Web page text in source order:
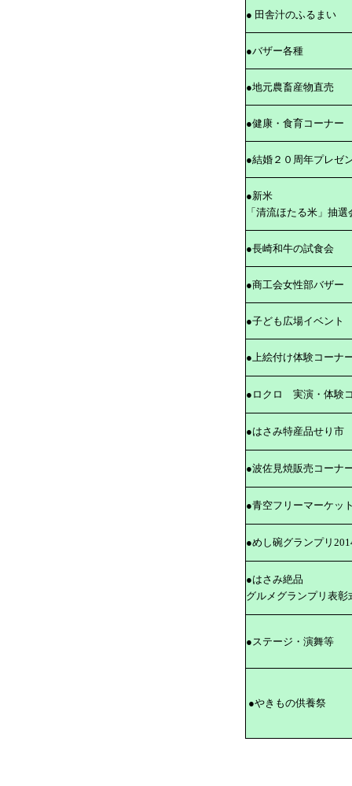
● 田舎汁のふるまい
●バザー各種
●地元農畜産物直売
●健康・食育コーナー
●結婚２０周年プレゼ
●新
「清流ほたる米」抽選
●長崎和牛の試食会
●商工会女性部バザー
●子ども広場イベント
●上絵付け体験コーナ
●ロクロ 実演・体験
●はさみ特産品せり市
●波佐見焼販売コーナ
●青空フリーマーケッ
●めし碗グランプリ
●はさみ絶品
グルメグランプリ表彰
●ステージ・演舞等
●やきもの供養祭